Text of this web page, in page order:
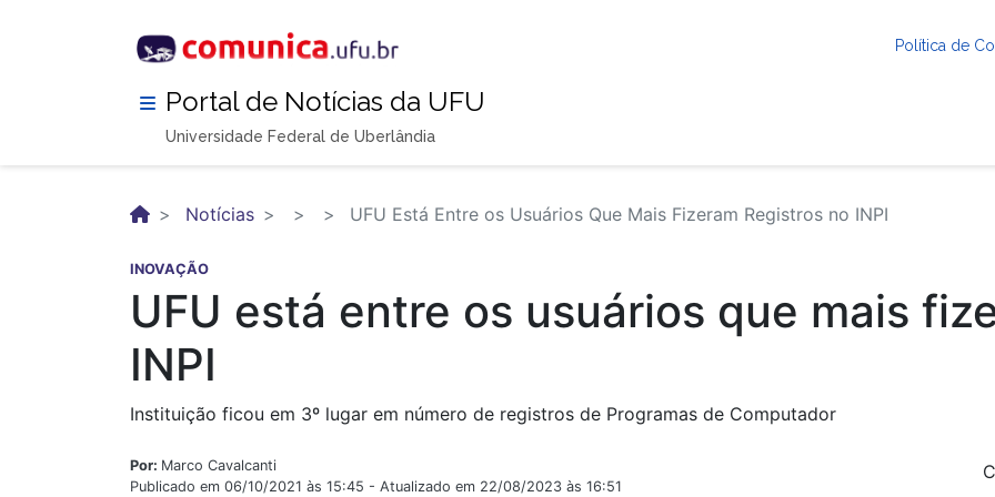
Política de
Portal de Notícias da UFU
Universidade Federal de Uberlândia
Notícias UFU Está Entre os Usuários Que Mais Fizeram Registros no INPI
INOVAÇÃO
UFU está entre os usuários que mais
INPI
Instituição ficou em 3º lugar em número de registros de Programas de Computador
Por: Marco Cavalcanti
Publicado em 06/10/2021 às 15:45 - Atualizado em 22/08/2023 às 16:51